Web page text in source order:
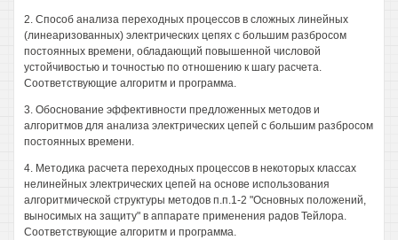
2. Способ анализа переходных процессов в сложных линейных
(линеаризованных) электрических цепях с большим разбросом
постоянных времени, обладающий повышенной числовой
устойчивостью и точностью по отношению к шагу расчета.
Соответствующие алгоритм и программа.
3. Обоснование эффективности предложенных методов и
алгоритмов для анализа электрических цепей с большим разбросом
постоянных времени.
4. Методика расчета переходных процессов в некоторых классах
нелинейных электрических цепей на основе использования
алгоритмической структуры методов п.п.1-2 "Основных положений,
выносимых на защиту" в аппарате применения радов Тейлора.
Соответствующие алгоритм и программа.